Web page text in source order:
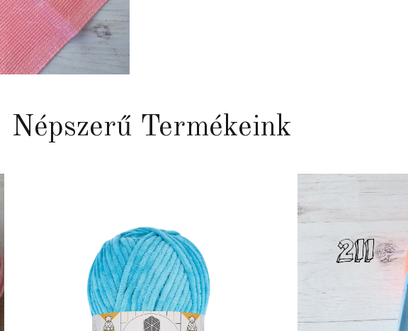
Népszerű Termékeink